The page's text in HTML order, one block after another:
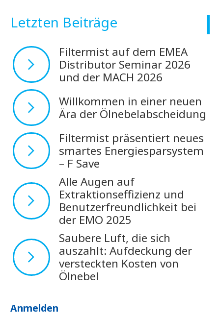
Letzten Beiträge
Filtermist auf dem EMEA
Distributor Seminar 2026
und der MACH 2026
Willkommen in einer neuen
Ära der Ölnebelabscheidung
Filtermist präsentiert neues
smartes Energiesparsystem
– F Save
Alle Augen auf
Extraktionseffizienz und
Benutzerfreundlichkeit bei
der EMO 2025
Saubere Luft, die sich
auszahlt: Aufdeckung der
versteckten Kosten von
Ölnebel
Anmelden